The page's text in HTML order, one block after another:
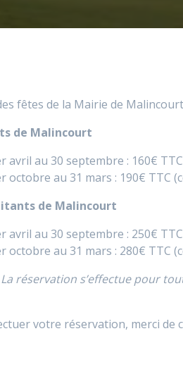
fêtes de la Mairie de
de Malincourt
avril au 30 septembre : 160€ TTC
octobre au 31 mars : 190€ TTC
de Malincourt
avril au 30 septembre : 250€ TTC
octobre au 31 mars : 280€ TTC
La réservation s’effectue pour
votre réservation, merci de